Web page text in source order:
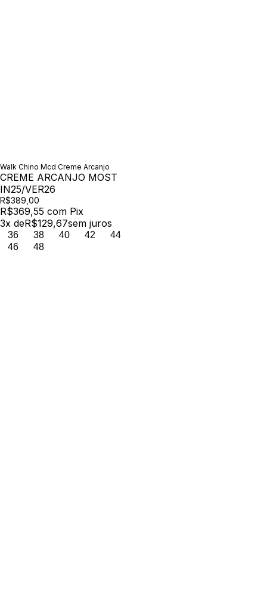
Walk Chino Mcd Creme Arcanjo
CREME ARCANJO MOST
IN25/VER26
R$389,00
R$369,55 com Pix
3x deR$129,67sem juros
36 38 40 42
44
46
48